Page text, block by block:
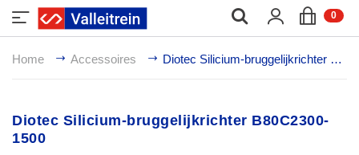
0;
Home Accessoires Diotec Silicium-bruggelijkrichter B80C2300-1500
Diotec Silicium-bruggelijkrichter B80C2300-
1500